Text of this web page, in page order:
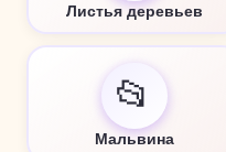
Листья деревьев
📂
Мальвина